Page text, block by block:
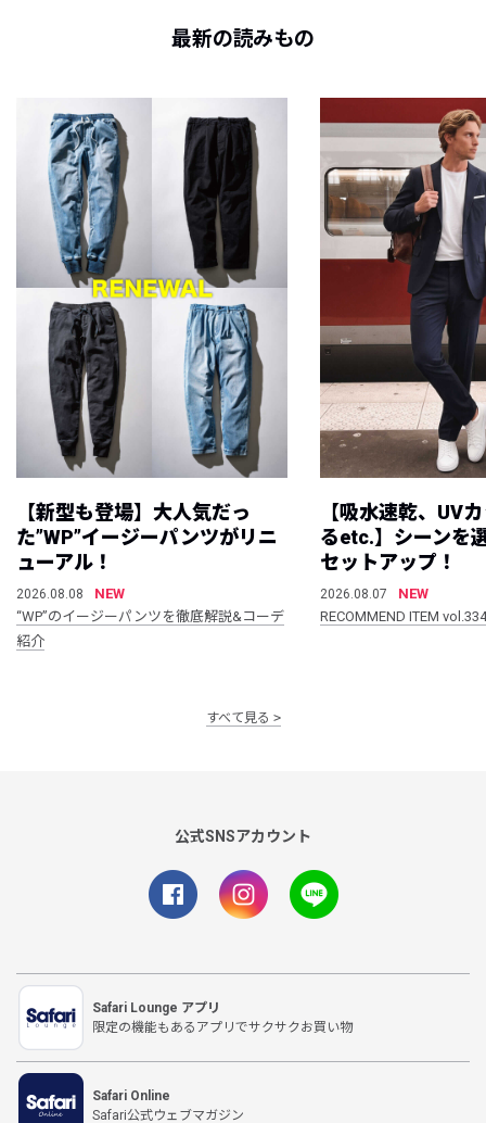
最新の読みもの
【新型も登場】大人気だっ
た”WP”イージーパンツがリニ
ューアル！
2026.08.08
NEW
“WP”のイージーパンツを徹底解説&コーデ
紹介
【吸水速乾、UV
るetc.】シーンを
セットアップ！
2026.08.07
NEW
RECOMMEND ITEM vol.334
すべて見る
公式SNSアカウント
Safari Lounge アプリ
限定の機能もあるアプリでサクサクお買い物
Safari Online
Safari公式ウェブマガジン